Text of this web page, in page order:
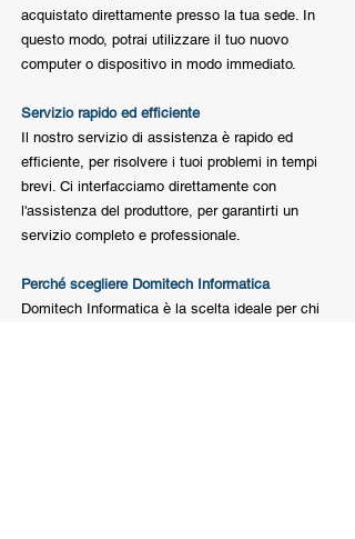
acquistato direttamente presso la tua sede. In
questo modo, potrai utilizzare il tuo nuovo
computer o dispositivo in modo immediato.
Servizio rapido ed efficiente
Il nostro servizio di assistenza è rapido ed
efficiente, per risolvere i tuoi problemi in tempi
brevi. Ci interfacciamo direttamente con
l'assistenza del produttore, per garantirti un
servizio completo e professionale.
Perché scegliere Domitech Informatica
Domitech Informatica è la scelta ideale per chi